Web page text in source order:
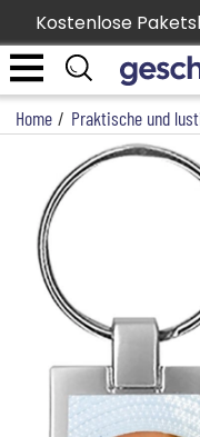
Kostenlose
Home / Praktische und